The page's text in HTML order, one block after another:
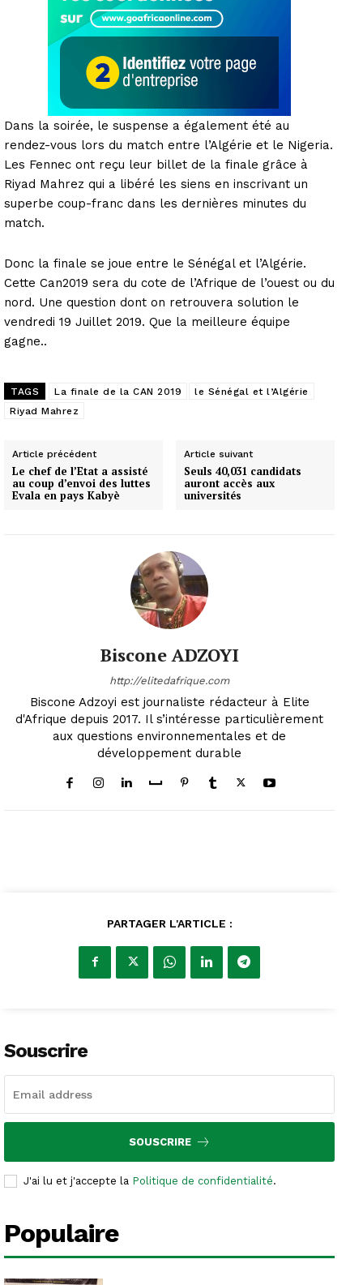
Dans la soirée, le suspense a également été au
rendez-vous lors du match entre l’Algérie et le Nigeria.
Les Fennec ont reçu leur billet de la finale grâce à
Riyad Mahrez qui a libéré les siens en inscrivant un
superbe coup-franc dans les dernières minutes du
match.
Donc la finale se joue entre le Sénégal et l’Algérie.
Cette Can2019 sera du cote de l’Afrique de l’ouest ou du
nord. Une question dont on retrouvera solution le
vendredi 19 Juillet 2019. Que la meilleure équipe
gagne..
TAGS La finale de la CAN 2019
le Sénégal et l’Algérie
Riyad Mahrez
Article précédent
Le chef de l’Etat a assisté
au coup d’envoi des luttes
Evala en pays Kabyè
Article suivant
Seuls 40,031 candidats
auront accès aux
universités
Biscone ADZOYI
http://elitedafrique.com
Biscone Adzoyi est journaliste rédacteur à Elite
d'Afrique depuis 2017. Il s’intéresse particulièrement
aux questions environnementales et de
développement durable
PARTAGER L'ARTICLE :
Souscrire
SOUSCRIRE
J'ai lu et j'accepte la Politique de confidentialité.
Populaire